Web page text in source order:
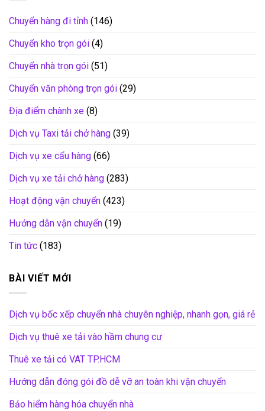
Chuyển hàng đi tỉnh (146)
Chuyển kho trọn gói (4)
Chuyển nhà trọn gói (51)
Chuyển văn phòng trọn gói (29)
Địa điểm chành xe (8)
Dịch vụ Taxi tải chở hàng (39)
Dịch vụ xe cẩu hàng (66)
Dịch vụ xe tải chở hàng (283)
Hoạt động vận chuyển (423)
Hướng dẫn vận chuyển (19)
Tin tức (183)
BÀI VIẾT MỚI
Dịch vụ bốc xếp chuyển nhà chuyên nghiệp, nhanh gọn, giá rẻ
Dịch vụ thuê xe tải vào hầm chung cư
Thuê xe tải có VAT TP.HCM
Hướng dẫn đóng gói đồ dễ vỡ an toàn khi vận chuyển
Bảo hiểm hàng hóa chuyển nhà